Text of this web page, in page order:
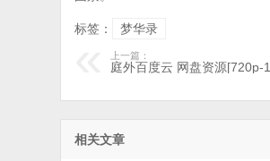
标签：
梦华录
上一篇：
庭外百度云 网盘资源[720p-
相关文章